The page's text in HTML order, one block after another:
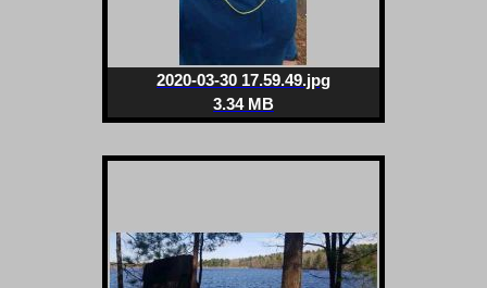
2020-03-30 17.59.49.jpg
3.34 MB